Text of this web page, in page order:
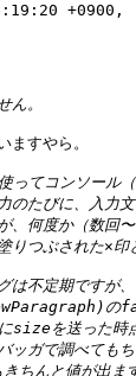
+0900,
ますやら。